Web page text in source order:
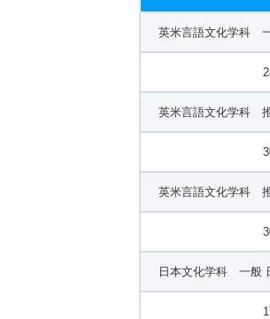
英米言語文化学科
英米言語文化学科
英米言語文化学科
日本文化学科 一般